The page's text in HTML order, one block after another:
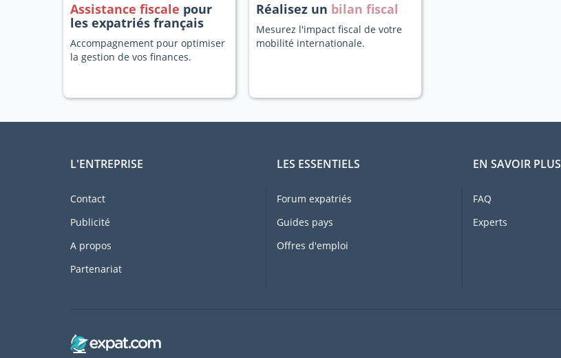
Assistance fiscale pour
les expatriés français
Accompagnement pour optimiser
la gestion de vos finances.
Réalisez un bilan fiscal
Mesurez l'impact fiscal de votre
mobilité internationale.
L'ENTREPRISE
Contact
Publicité
A propos
Partenariat
LES ESSENTIELS
Forum expatriés
Guides pays
Offres d'emploi
EN SAVOIR PLUS
FAQ
Experts